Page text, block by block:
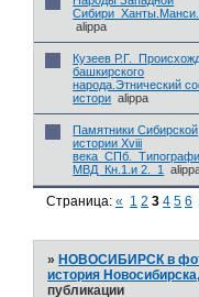
alippa
Кузеев
башкирского
народа.Этнический
истори alippa
Памятники Сибирской
истории Xviii
МВД_Кн.1.и 2._1
Страница:« 1 2 3 4 5 6
»НОВОСИБИРСК в
история
публикации